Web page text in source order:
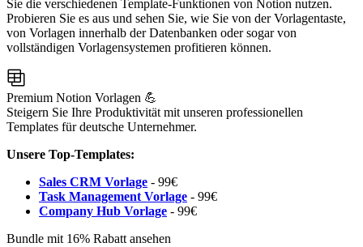
Sie die verschiedenen Template-Funktionen von Notion nutzen.
Probieren Sie es aus und sehen Sie, wie Sie von der Vorlagentaste,
von Vorlagen innerhalb der Datenbanken oder sogar von
vollständigen Vorlagensystemen profitieren können.
Premium Notion Vorlagen 💪
Steigern Sie Ihre Produktivität mit unseren professionellen
Templates für deutsche Unternehmer.
Unsere Top-Templates:
Sales CRM Vorlage - 99€
Task Management Vorlage - 99€
Company Hub Vorlage - 99€
Bundle mit 16% Rabatt ansehen